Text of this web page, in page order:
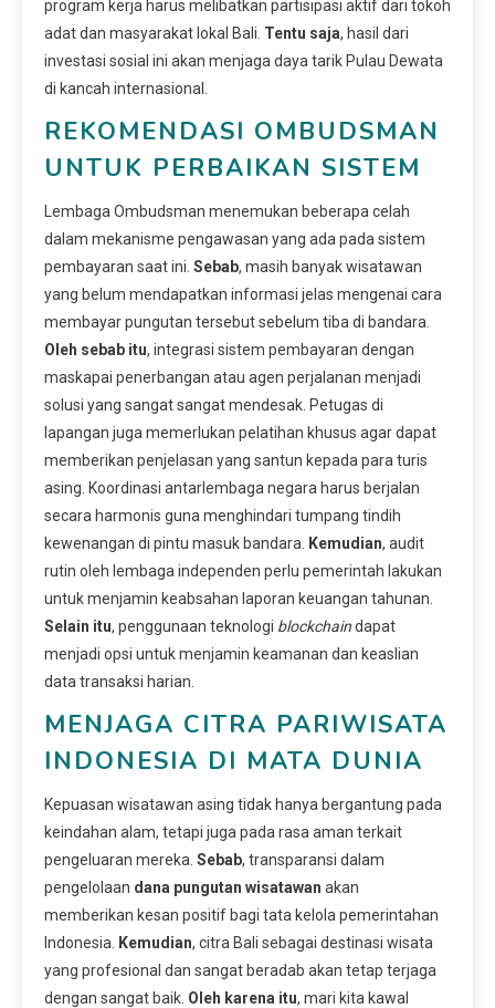
program kerja harus melibatkan partisipasi aktif dari tokoh
adat dan masyarakat lokal Bali. Tentu saja, hasil dari
investasi sosial ini akan menjaga daya tarik Pulau Dewata
di kancah internasional.
REKOMENDASI OMBUDSMAN
UNTUK PERBAIKAN SISTEM
Lembaga Ombudsman menemukan beberapa celah
dalam mekanisme pengawasan yang ada pada sistem
pembayaran saat ini. Sebab, masih banyak wisatawan
yang belum mendapatkan informasi jelas mengenai cara
membayar pungutan tersebut sebelum tiba di bandara.
Oleh sebab itu, integrasi sistem pembayaran dengan
maskapai penerbangan atau agen perjalanan menjadi
solusi yang sangat sangat mendesak. Petugas di
lapangan juga memerlukan pelatihan khusus agar dapat
memberikan penjelasan yang santun kepada para turis
asing. Koordinasi antarlembaga negara harus berjalan
secara harmonis guna menghindari tumpang tindih
kewenangan di pintu masuk bandara.
Kemudian, audit
rutin oleh lembaga independen perlu pemerintah lakukan
untuk menjamin keabsahan laporan keuangan tahunan.
Selain itu, penggunaan teknologi blockchaindapat
menjadi opsi untuk menjamin keamanan dan keaslian
data transaksi harian.
MENJAGA CITRA PARIWISATA
INDONESIA DI MATA DUNIA
Kepuasan wisatawan asing tidak hanya bergantung pada
keindahan alam, tetapi juga pada rasa aman terkait
pengeluaran mereka. Sebab, transparansi dalam
pengelolaan dana pungutan wisatawan akan
memberikan kesan positif bagi tata kelola pemerintahan
Indonesia.
Kemudian, citra Bali sebagai destinasi wisata
yang profesional dan sangat beradab akan tetap terjaga
dengan sangat baik. Oleh karena itu, mari kita kawal